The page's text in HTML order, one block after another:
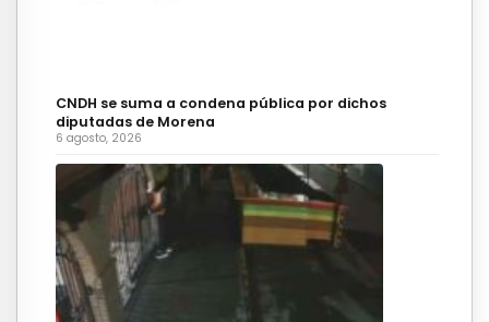
CNDH se suma a condena pública por dichos
diputadas de Morena
6 agosto, 2026